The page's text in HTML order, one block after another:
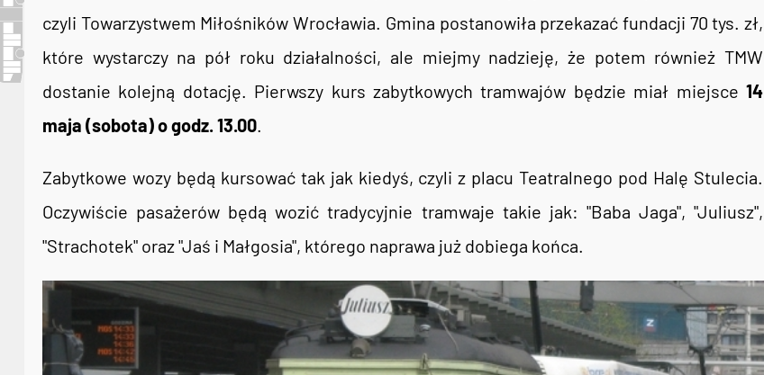
czyli Towarzystwem Miłośników Wrocławia. Gmina postanowiła przekazać fundacji 70 tys. zł,
które wystarczy na pół roku działalności, ale miejmy nadzieję, że potem również TMW
dostanie kolejną dotację. Pierwszy kurs zabytkowych tramwajów będzie miał miejsce 14
maja (sobota) o godz. 13.00.
Zabytkowe wozy będą kursować tak jak kiedyś, czyli z placu Teatralnego pod Halę Stulecia.
Oczywiście pasażerów będą wozić tradycyjnie tramwaje takie jak: "Baba Jaga", "Juliusz",
"Strachotek" oraz "Jaś i Małgosia", którego naprawa już dobiega końca.